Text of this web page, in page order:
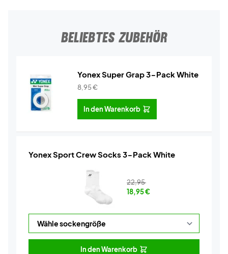
BELIEBTES ZUBEHÖR
Yonex Super Grap 3-Pack White
8,95€
In den Warenkorb
Yonex Sport Crew Socks 3-Pack White
22,95
18,95€
In den Warenkorb